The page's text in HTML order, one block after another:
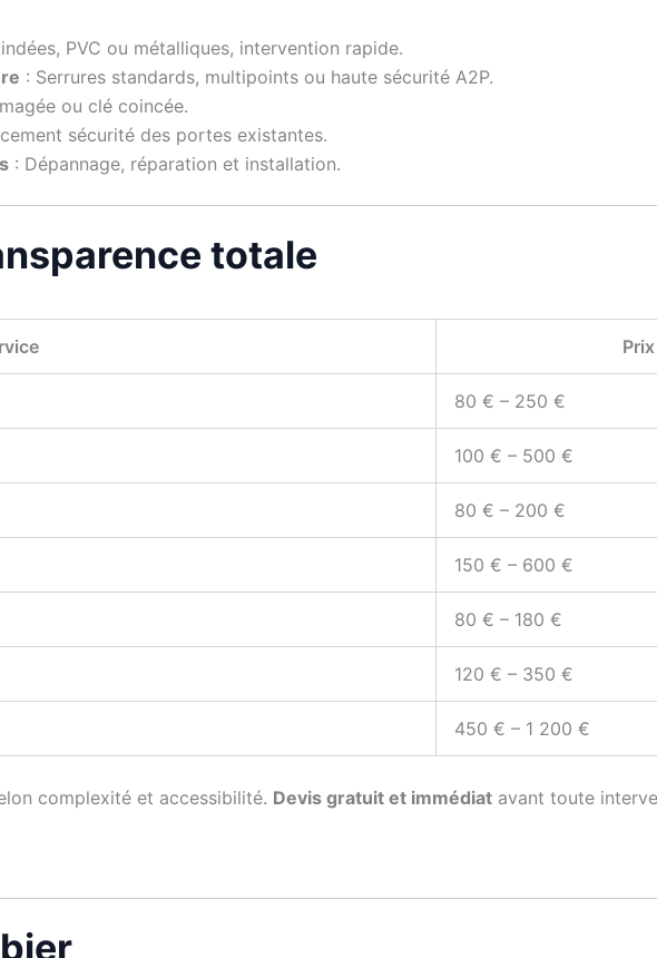
PVC ou métalliques, intervention rapide.
: Serrures standards, multipoints ou haute sécurité A2P.
ou clé coincée.
sécurité des portes existantes.
: Dépannage, réparation et installation.
totale
80 € – 250 €
100 € – 500 €
80 € – 200 €
150 € – 600 €
80 € – 180 €
120 € – 350 €
450 € – 1 200 €
complexité et accessibilité. Devis gratuit et immédiat avant toute